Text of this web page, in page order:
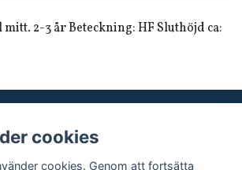
2-3 år Beteckning: HF Sluthöjd ca:
cookies
cookies. Genom att fortsätta